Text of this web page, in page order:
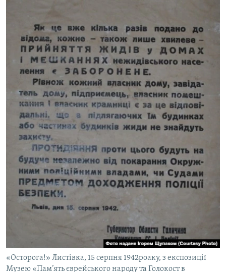
«Осторога!» Листівка, 15 серпня 1942роаку, з експозиції
Музею «Пам’ять єврейського народу та Голокост в